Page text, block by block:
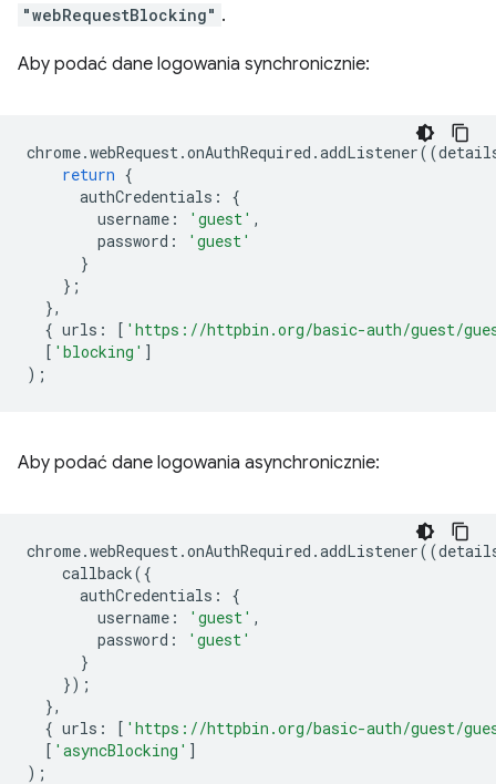
"webRequestBlocking" .
Aby podać dane logowania synchronicznie:
chrome.webRequest.onAuthRequired .addListener((
return {
authCredentials :
{
username : 'guest' ,
password :
'guest'
}
};
},
{ urls : [ 'https://httpbin.org/basic-auth/guest/
[ 'blocking' ]
);
Aby podać dane logowania asynchronicznie:
chrome.webRequest.onAuthRequired .addListener((
callback({
authCredentials :
{
username : 'guest' ,
password :
'guest'
}
});
},
{ urls : [ 'https://httpbin.org/basic-auth/guest/
[ 'asyncBlocking' ]
);